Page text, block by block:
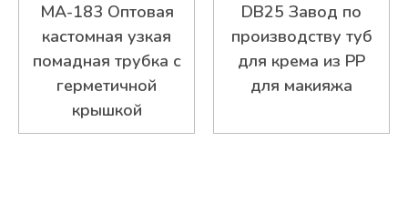
MA-183 Оптовая
кастомная узкая
помадная трубка с
герметичной
крышкой
DB25 Завод по
производству туб
для крема из PP
для макияжа